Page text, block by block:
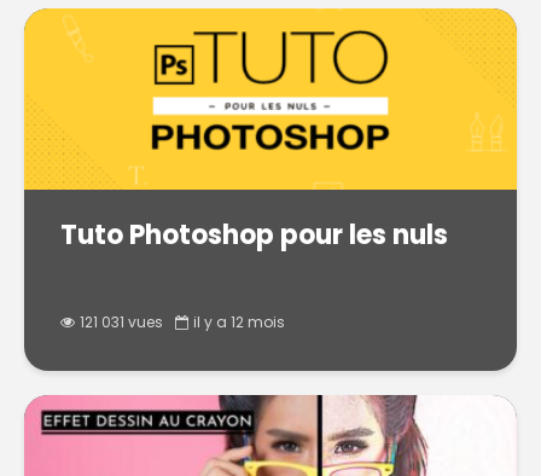
Tuto Photoshop pour les nuls
121 031 vues il y a 12 mois